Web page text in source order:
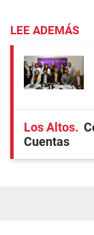
LEE ADEMÁS
Los Altos
Cuentas